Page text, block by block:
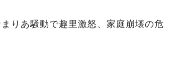
りあ騒動で趣里激怒、家庭崩壊の危